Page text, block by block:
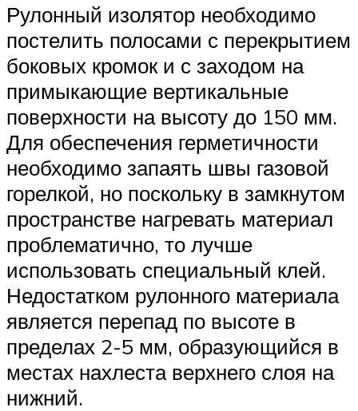
Рулонный изолятор необходимо
постелить полосами с перекрытием
боковых кромок и с заходом на
примыкающие вертикальные
поверхности на высоту до 150 мм.
Для обеспечения герметичности
необходимо запаять швы газовой
горелкой, но поскольку в замкнутом
пространстве нагревать материал
проблематично, то лучше
использовать специальный клей.
Недостатком рулонного материала
является перепад по высоте в
пределах 2-5 мм, образующийся в
местах нахлеста верхнего слоя на
нижний.